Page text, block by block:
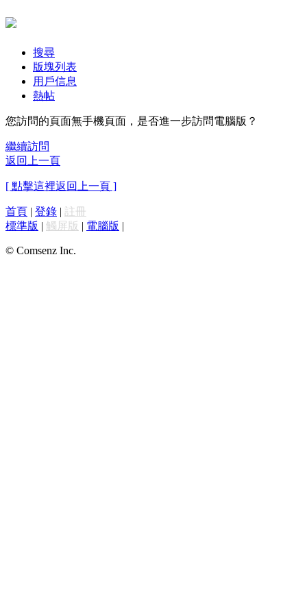
搜尋
版塊列表
用戶信息
熱帖
您訪問的頁面無手機頁面，是否進一步訪問電腦版？
繼續訪問
返回上一頁
[ 點擊這裡返回上一頁 ]
首頁 | 登錄 | 註冊
標準版 | 觸屏版 | 電腦版 |
© Comsenz Inc.